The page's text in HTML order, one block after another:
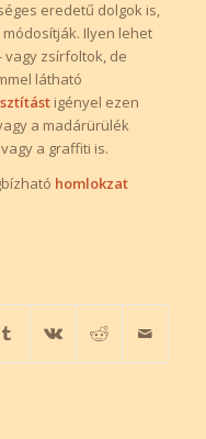
eredetű dolgok is,
Ilyen lehet
zsírfoltok, de
látható
igényel ezen
a madárürülék
a graffiti is.
homlokzat